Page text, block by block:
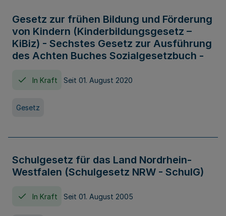
Gesetz zur frühen Bildung und Förderung
von Kindern (Kinderbildungsgesetz –
KiBiz) - Sechstes Gesetz zur Ausführung
des Achten Buches Sozialgesetzbuch -
In Kraft Seit 01. August 2020
Gesetz
Schulgesetz für das Land Nordrhein-
Westfalen (Schulgesetz NRW - SchulG)
In Kraft Seit 01. August 2005